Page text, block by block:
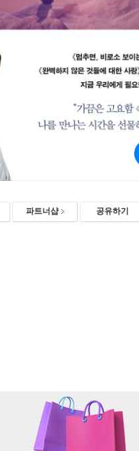
파트너샵 공유하기